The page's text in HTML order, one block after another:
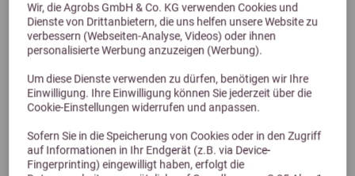
Wir, die Agrobs GmbH & Co. KG verwenden Cookies und
Dienste von Drittanbietern, die uns helfen unsere Website zu
verbessern (Webseiten-Analyse, Videos) oder ihnen
personalisierte Werbung anzuzeigen (Werbung).
Um diese Dienste verwenden zu dürfen, benötigen wir Ihre
Einwilligung. Ihre Einwilligung können Sie jederzeit über die
Cookie-Einstellungen widerrufen und anpassen.
Sofern Sie in die Speicherung von Cookies oder in den Zugriff
auf Informationen in Ihr Endgerät (z.B. via Device-
Fingerprinting) eingewilligt haben, erfolgt die
Mähnenspray für Pferde
29,90 €